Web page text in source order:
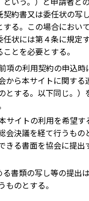
契約書又は委任状の写
する。この場合におい
任状には第４条に規定
とを必要とする。
項の利用契約の申込時
から本サイトに関する
とする。以下同じ。）
サイトの利用を希望す
会決議を経て行うもの
きる書面を協会に提出
書類の写し等の提出
ものとする。